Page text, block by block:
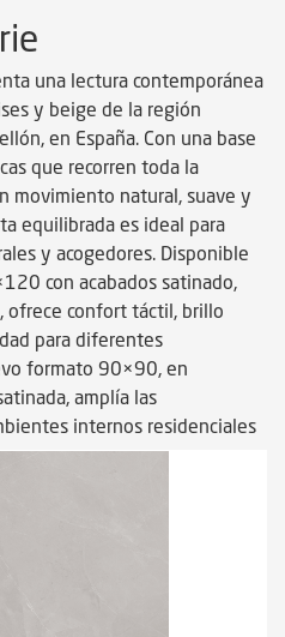
una lectura contemporánea
y beige de la región
en España. Con una base
que recorren toda la
movimiento natural, suave y
equilibrada es ideal para
y acogedores. Disponible
con acabados satinado,
ofrece confort táctil, brillo
para diferentes
formato 90×90, en
amplía las
internos residenciales